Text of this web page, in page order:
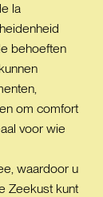
la
behoeften
om comfort
voor wie
waardoor u
Zeekust kunt